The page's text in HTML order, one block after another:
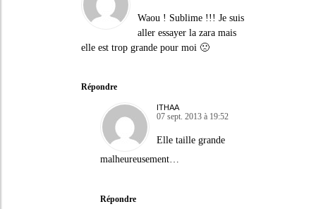
Waou ! Sublime !!! Je suis
aller essayer la zara mais
elle est trop grande pour moi 🙁
Répondre
ITHAA
07 sept. 2013 à 19:52
Elle taille grande
malheureusement…
Répondre